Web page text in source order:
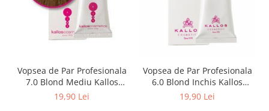
Vopsea de Par Profesionala
7.0 Blond Mediu Kallos
Kjmn (100 ml)
19,90 Lei
Vopsea de Par Profesionala
6.0 Blond Inchis Kallos
Kjmn (100 ml)
19,90 Lei